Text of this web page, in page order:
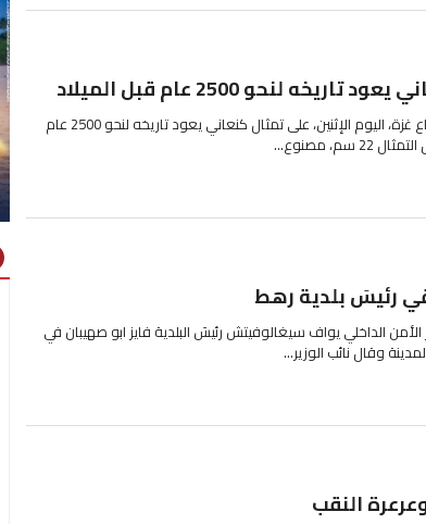
لنحو 2500 عام قبل الميلاد
عثر مزارع في مدينة خان يونس، جنوب قطاع غزة، اليوم الإثنين، على تمثال كنعاني يعود تاريخه لنحو 2500 عام
مصنوع...
رئيسَ بلدية رهط
الداخلي يواف سيغالوفيتش رئيسَ البلدية فايز ابو صهيبان في
وقال نائب الوزير...
النقب